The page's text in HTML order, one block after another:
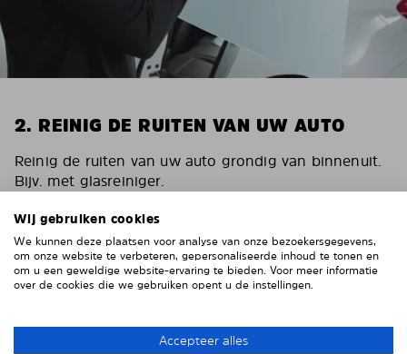
2. REINIG DE RUITEN VAN UW AUTO
Reinig de ruiten van uw auto grondig van binnenuit.
Bijv. met glasreiniger.
Belangrijk! Geef de ruiten de tijd om te drogen.
Om krassen op de bekleding van uw auto te
voorkomen, moet u deze rondom de ruiten afplakken
met stevig plakband. Wij adviseren ducttape of
Wij gebruiken cookies
We kunnen deze plaatsen voor analyse van onze bezoekersgegevens,
om onze website te verbeteren, gepersonaliseerde inhoud te tonen en
om u een geweldige website-ervaring te bieden. Voor meer informatie
over de cookies die we gebruiken opent u de instellingen.
Accepteer alles